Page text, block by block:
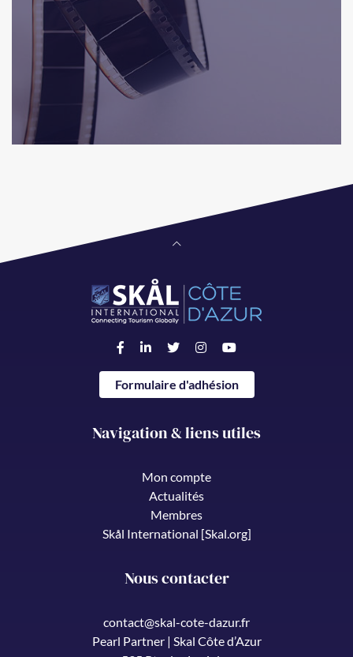
Formulaire d'adhésion
Navigation & liens utiles
Mon compte
Actualités
Membres
Skål International [Skal.org]
Nous contacter
contact@skal-cote-dazur.fr
Pearl Partner | Skal Côte d’Azur